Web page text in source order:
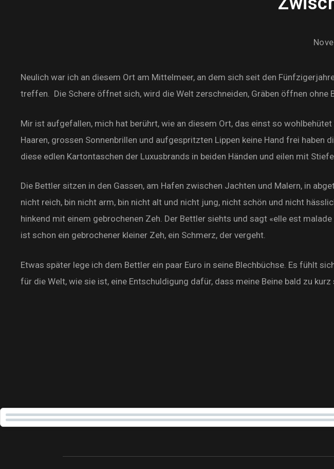
Neulich war ich an diesem Ort am Mittelmeer, an dem sich seit den
treffen. Die Schere öffnet sich, wird die Welt zerschneiden, Gräben öffnen ohne
Mir ist aufgefallen, mich hat berührt, wie an diesem Ort, das einst so
Haaren, grossen Sonnenbrillen und aufgespritzten Lippen keine Hand frei haben
diese edlen Kartontaschen der Luxusbrands in beiden Händen und eilen mit
Die Bettler sitzen in den Gassen, am Hafen zwischen Jachten und Malern, in
nicht reich, bin nicht arm, bin nicht alt und nicht jung, nicht schön und nicht
hinkend mit einem gebrochenen Zeh. Der Bettler siehts und sagt «elle est
ist schon ein gebrochener kleiner Zeh, ein Schmerz, der vergeht.
Etwas später lege ich dem Bettler ein paar Euro in seine Blechbüchse. Es fühlt
für die Welt, wie sie ist, eine Entschuldigung dafür, dass meine Beine bald zu